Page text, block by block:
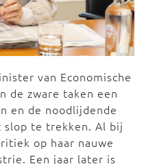
van Economische
de zware taken een
en de noodlijdende
te trekken. Al bij
op haar nauwe
Een jaar later is